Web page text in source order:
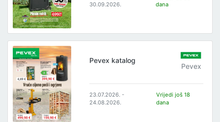
30.09.2026.
dana
Pevex katalog
Pevex
23.07.2026. -
24.08.2026.
Vrijedi još 18
dana